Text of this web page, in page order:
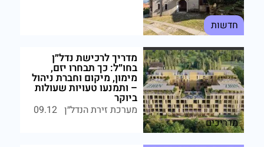
חדשות
מדריכים
מדריך לרכישת נדל״ן
בחו״ל: כך תבחרו יזם,
מימון, מיקום וחברת ניהול
– ותמנעו טעויות שעולות
ביוקר
מערכת זירת הנדל״ן 09.12